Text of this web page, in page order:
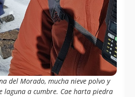
del Morado, mucha nieve polvo y
laguna a cumbre. Cae harta piedra